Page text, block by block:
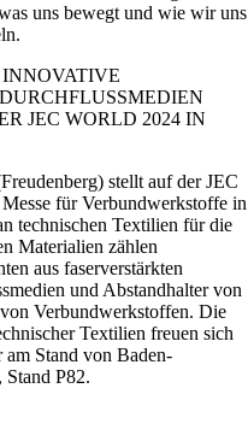
uns bewegt und wie wir uns
JEC WORLD 2024 IN
stellt auf der JEC
für Verbundwerkstoffe in
technischen Textilien für die
Materialien zählen
aus faserverstärkten
und Abstandhalter von
Verbundwerkstoffen. Die
Textilien freuen sich
Stand von Baden-
P82.